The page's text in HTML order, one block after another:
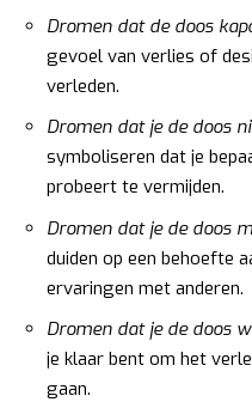
Dromen dat de doos
gevoel van verlies of
verleden.
Dromen dat je de doos
symboliseren dat je
probeert te vermijden.
Dromen dat je de doos
duiden op een behoefte
ervaringen met anderen.
Dromen dat je de doos
je klaar bent om het
gaan.